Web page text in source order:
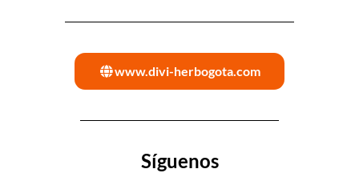
www.divi-herbogota.com
Síguenos